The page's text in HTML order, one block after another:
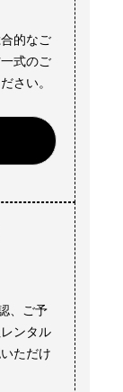
的なご
式のご
さい。
、ご予
ンタル
ただけ